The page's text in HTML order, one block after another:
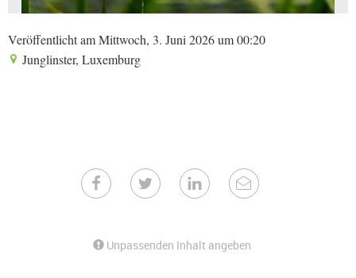
Veröffentlicht am Mittwoch, 3. Juni 2026 um 00:20
Junglinster, Luxemburg
Unpassenden Inhalt angeben